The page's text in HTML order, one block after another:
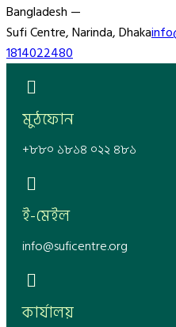
Bangladesh —
Sufi Centre, Narinda, Dhaka
1814022480
মুঠফোন
+৮৮০ ১৮১৪ ০২২ ৪৮১
ই-মেইল
info@suficentre.org
কার্যালয়